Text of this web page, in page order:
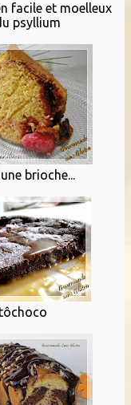
facile et moelleux
psyllium
brioche...